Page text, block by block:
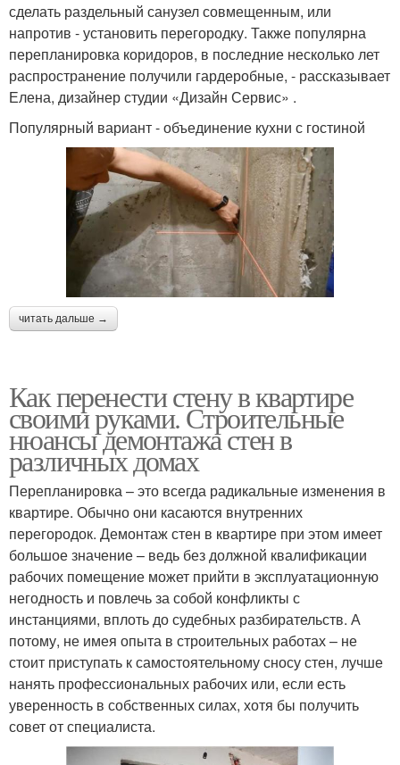
сделать раздельный санузел совмещенным, или
напротив - установить перегородку. Также популярна
перепланировка коридоров, в последние несколько лет
распространение получили гардеробные, - рассказывает
Елена, дизайнер студии «Дизайн Сервис» .
Популярный вариант - объединение кухни с гостиной
читать дальше →
Как перенести стену в квартире
своими руками. Строительные
нюансы демонтажа стен в
различных домах
Перепланировка – это всегда радикальные изменения в
квартире. Обычно они касаются внутренних
перегородок. Демонтаж стен в квартире при этом имеет
большое значение – ведь без должной квалификации
рабочих помещение может прийти в эксплуатационную
негодность и повлечь за собой конфликты с
инстанциями, вплоть до судебных разбирательств. А
потому, не имея опыта в строительных работах – не
стоит приступать к самостоятельному сносу стен, лучше
нанять профессиональных рабочих или, если есть
уверенность в собственных силах, хотя бы получить
совет от специалиста.